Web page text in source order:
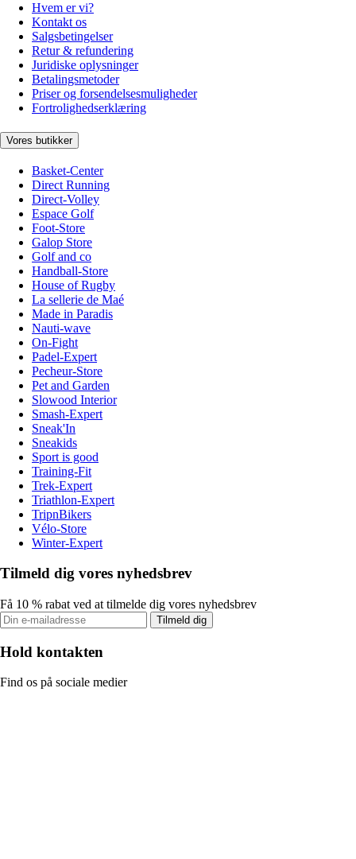
Hvem er vi?
Kontakt os
Salgsbetingelser
Retur & refundering
Juridiske oplysninger
Betalingsmetoder
Priser og forsendelsesmuligheder
Fortrolighedserklæring
Vores butikker
Basket-Center
Direct Running
Direct-Volley
Espace Golf
Foot-Store
Galop Store
Golf and co
Handball-Store
House of Rugby
La sellerie de Maé
Made in Paradis
Nauti-wave
On-Fight
Padel-Expert
Pecheur-Store
Pet and Garden
Slowood Interior
Smash-Expert
Sneak'In
Sneakids
Sport is good
Training-Fit
Trek-Expert
Triathlon-Expert
TripnBikers
Vélo-Store
Winter-Expert
Tilmeld dig vores nyhedsbrev
Få 10 % rabat ved at tilmelde dig vores nyhedsbrev
Tilmeld dig
Hold kontakten
Find os på sociale medier